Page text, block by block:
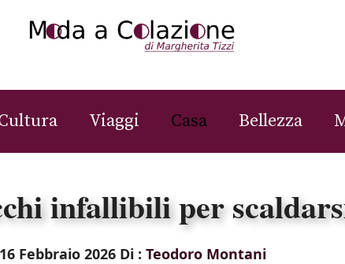
Viaggi Casa Bellezza
infallibili per
16 Febbraio 2026 Di : Teodoro Montani